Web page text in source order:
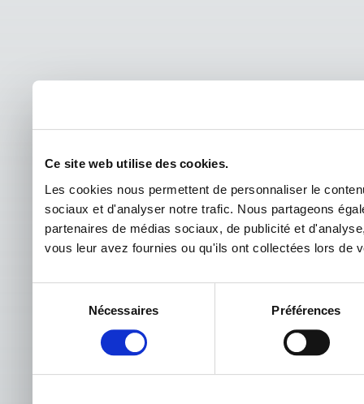
Ce site web utilise des cookies.
Les cookies nous permettent de personnaliser le
sociaux et d'analyser notre trafic. Nous partageons
partenaires de médias sociaux, de publicité et
vous leur avez fournies ou qu'ils ont collectées lors de
consentement
Nécessaires Préférences